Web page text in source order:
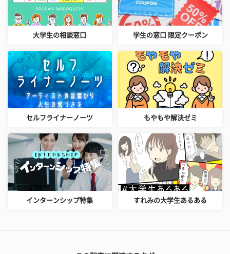
大学生の相談窓口 学生の窓口 限定クーポン
セルフライナーノーツ もやもや解決ゼミ
インターンシップ特集 すれみの大学生あるある